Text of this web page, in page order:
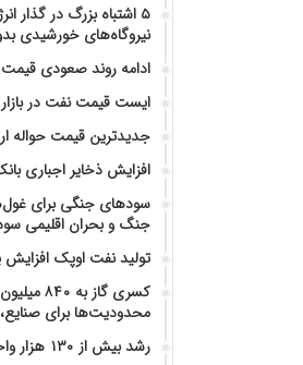
۵ اشتباه بزرگ در گذار
نیروگاه‌های خورشیدی
ادامه روند صعودی
ایست قیمت نفت در
جدیدترین قیمت حواله
افزایش ذخایر اجباری
سودهای جنگی برای
جنگ و بحران اقلیمی سود ۹۳ میلیارد دلاری به دست
تولید نفت اوپک افزایش
کسری
محدودیت‌ها برای
رشد بیش از ۱۳۰ هزار واحدی شاخص کل بورس